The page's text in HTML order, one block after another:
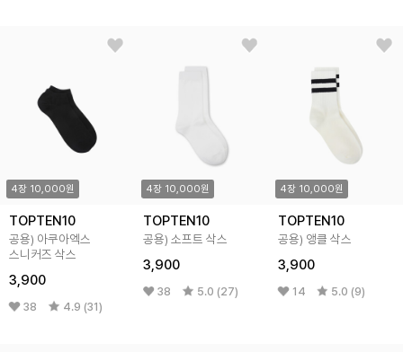
4장 10,000원
TOPTEN10
공용) 아쿠아엑스
스니커즈 삭스
3,900
38 4.9 (31)
4장 10,000원
TOPTEN10
공용) 소프트 삭스
3,900
38 5.0 (27)
4장 10,000원
TOPTEN10
공용) 앵클 삭스
3,900
14 5.0 (9)